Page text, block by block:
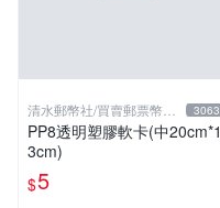
清水郵幣社/買賣郵票幣鈔
文獻
3063
PP8透明塑膠軟卡(中20cm*1
3cm)
$5